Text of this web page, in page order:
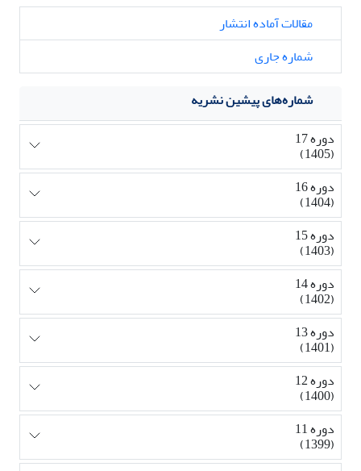
مقالات آماده انتشار
شماره جاری
شماره‌های پیشین نشریه
دوره 17
(1405)
دوره 16
(1404)
دوره 15
(1403)
دوره 14
(1402)
دوره 13
(1401)
دوره 12
(1400)
دوره 11
(1399)